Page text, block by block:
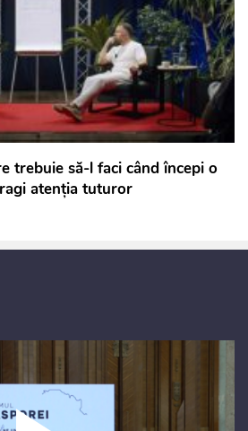
trebuie să-l faci când începi o
atenția tuturor